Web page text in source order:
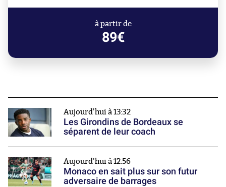
à partir de
89€
Aujourd'hui à 13:32
Les Girondins de Bordeaux se
séparent de leur coach
Aujourd'hui à 12:56
Monaco en sait plus sur son futur
adversaire de barrages